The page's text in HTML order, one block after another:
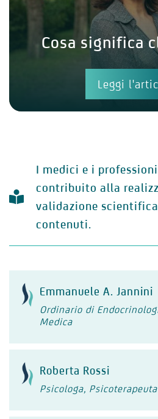
Cosa significa
Leggi
I medici e i
contribuito alla
validazione
contenuti.
Emmanuele A. Jannini
Ordinario di
Medica
Roberta Rossi
Psicologa,